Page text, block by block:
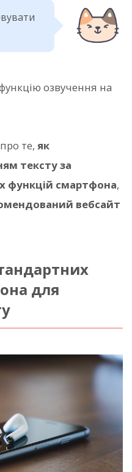
озвучення на
те, як
тексту за
функцій смартфона,
вебсайт
для